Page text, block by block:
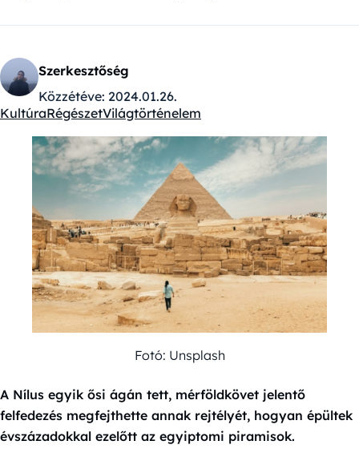
Szerkesztőség
Közzétéve: 2024.01.26.
Kategóriák:
KultúraRégészetVilágtörténelem
Fotó: Unsplash
A Nílus egyik ősi ágán tett, mérföldkövet jelentő
felfedezés megfejthette annak rejtélyét, hogyan épültek
évszázadokkal ezelőtt az egyiptomi piramisok.